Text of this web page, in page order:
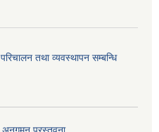
तथा व्यवस्थापन सम्बन्धि
अनुगमन प्रस्तवना